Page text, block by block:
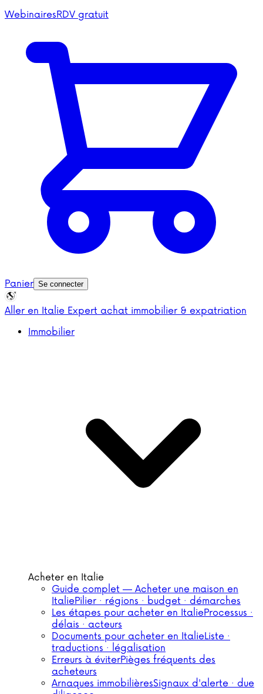
WebinairesRDV gratuit
Panier Se connecter
Aller en Italie Expert achat immobilier & expatriation
Immobilier
Acheter en Italie
Guide complet — Acheter une maison en
ItaliePilier · régions · budget · démarches
Les étapes pour acheter en ItalieProcessus ·
délais · acteurs
Documents pour acheter en ItalieListe ·
traductions · légalisation
Erreurs à éviterPièges fréquents des
acheteurs
Arnaques immobilièresSignaux d'alerte · due